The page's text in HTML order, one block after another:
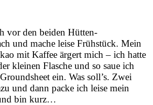
vor den beiden Hütten-
und mache leise Frühstück. Mein
mit Kaffee ärgert mich – ich hatte
kleinen Flasche und so saue ich
ein. Was soll’s. Zwei
und dann packe ich leise mein
bin kurz…